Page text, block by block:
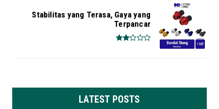
Stabilitas yang Terasa, Gaya yang
Terpancar
LATEST POSTS